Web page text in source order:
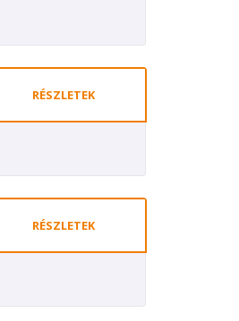
RÉSZLETEK
RÉSZLETEK